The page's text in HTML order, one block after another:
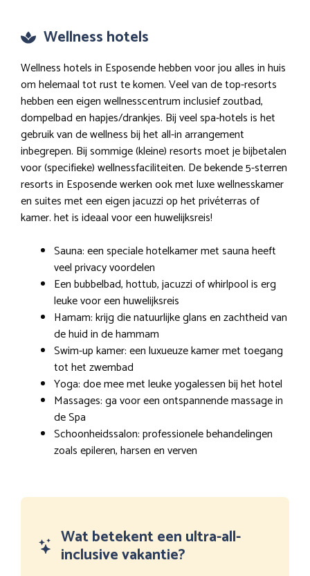
Wellness hotels
Wellness hotels in Esposende hebben voor jou alles in huis
om helemaal tot rust te komen. Veel van de top-resorts
hebben een eigen wellnesscentrum inclusief zoutbad,
dompelbad en hapjes/drankjes. Bij veel spa-hotels is het
gebruik van de wellness bij het all-in arrangement
inbegrepen. Bij sommige (kleine) resorts moet je bijbetalen
voor (specifieke) wellnessfaciliteiten. De bekende 5-sterren
resorts in Esposende werken ook met luxe wellnesskamer
en suites met een eigen jacuzzi op het privéterras of
kamer. het is ideaal voor een huwelijksreis!
Sauna: een speciale hotelkamer met sauna heeft
veel privacy voordelen
Een bubbelbad, hottub, jacuzzi of whirlpool is erg
leuke voor een huwelijksreis
Hamam: krijg die natuurlijke glans en zachtheid van
de huid in de hammam
Swim-up kamer: een luxueuze kamer met toegang
tot het zwembad
Yoga: doe mee met leuke yogalessen bij het hotel
Massages: ga voor een ontspannende massage in
de Spa
Schoonheidssalon: professionele behandelingen
zoals epileren, harsen en verven
Wat betekent een ultra-all-
inclusive vakantie?